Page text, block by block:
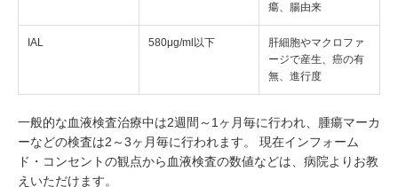
瘍、腸由来
IAL 580μg/ml以下
肝細胞やマクロファ
ージで産生、癌の有
無、進行度
一般的な血液検査治療中は2週間～1ヶ月毎に行われ、腫瘍マーカ
ーなどの検査は2～3ヶ月毎に行われます。 現在インフォーム
ド・コンセントの観点から血液検査の数値などは、病院よりお教
えいただけます。